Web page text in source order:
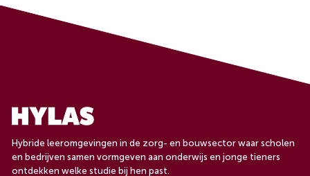
Hybride leeromgevingen in de zorg- en bouwsector waar scholen
en bedrijven samen vormgeven aan onderwijs en jonge tieners
ontdekken welke studie bij hen past.